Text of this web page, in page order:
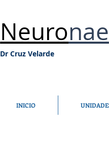
Neuronae
Dr Cruz Velarde
INICIO